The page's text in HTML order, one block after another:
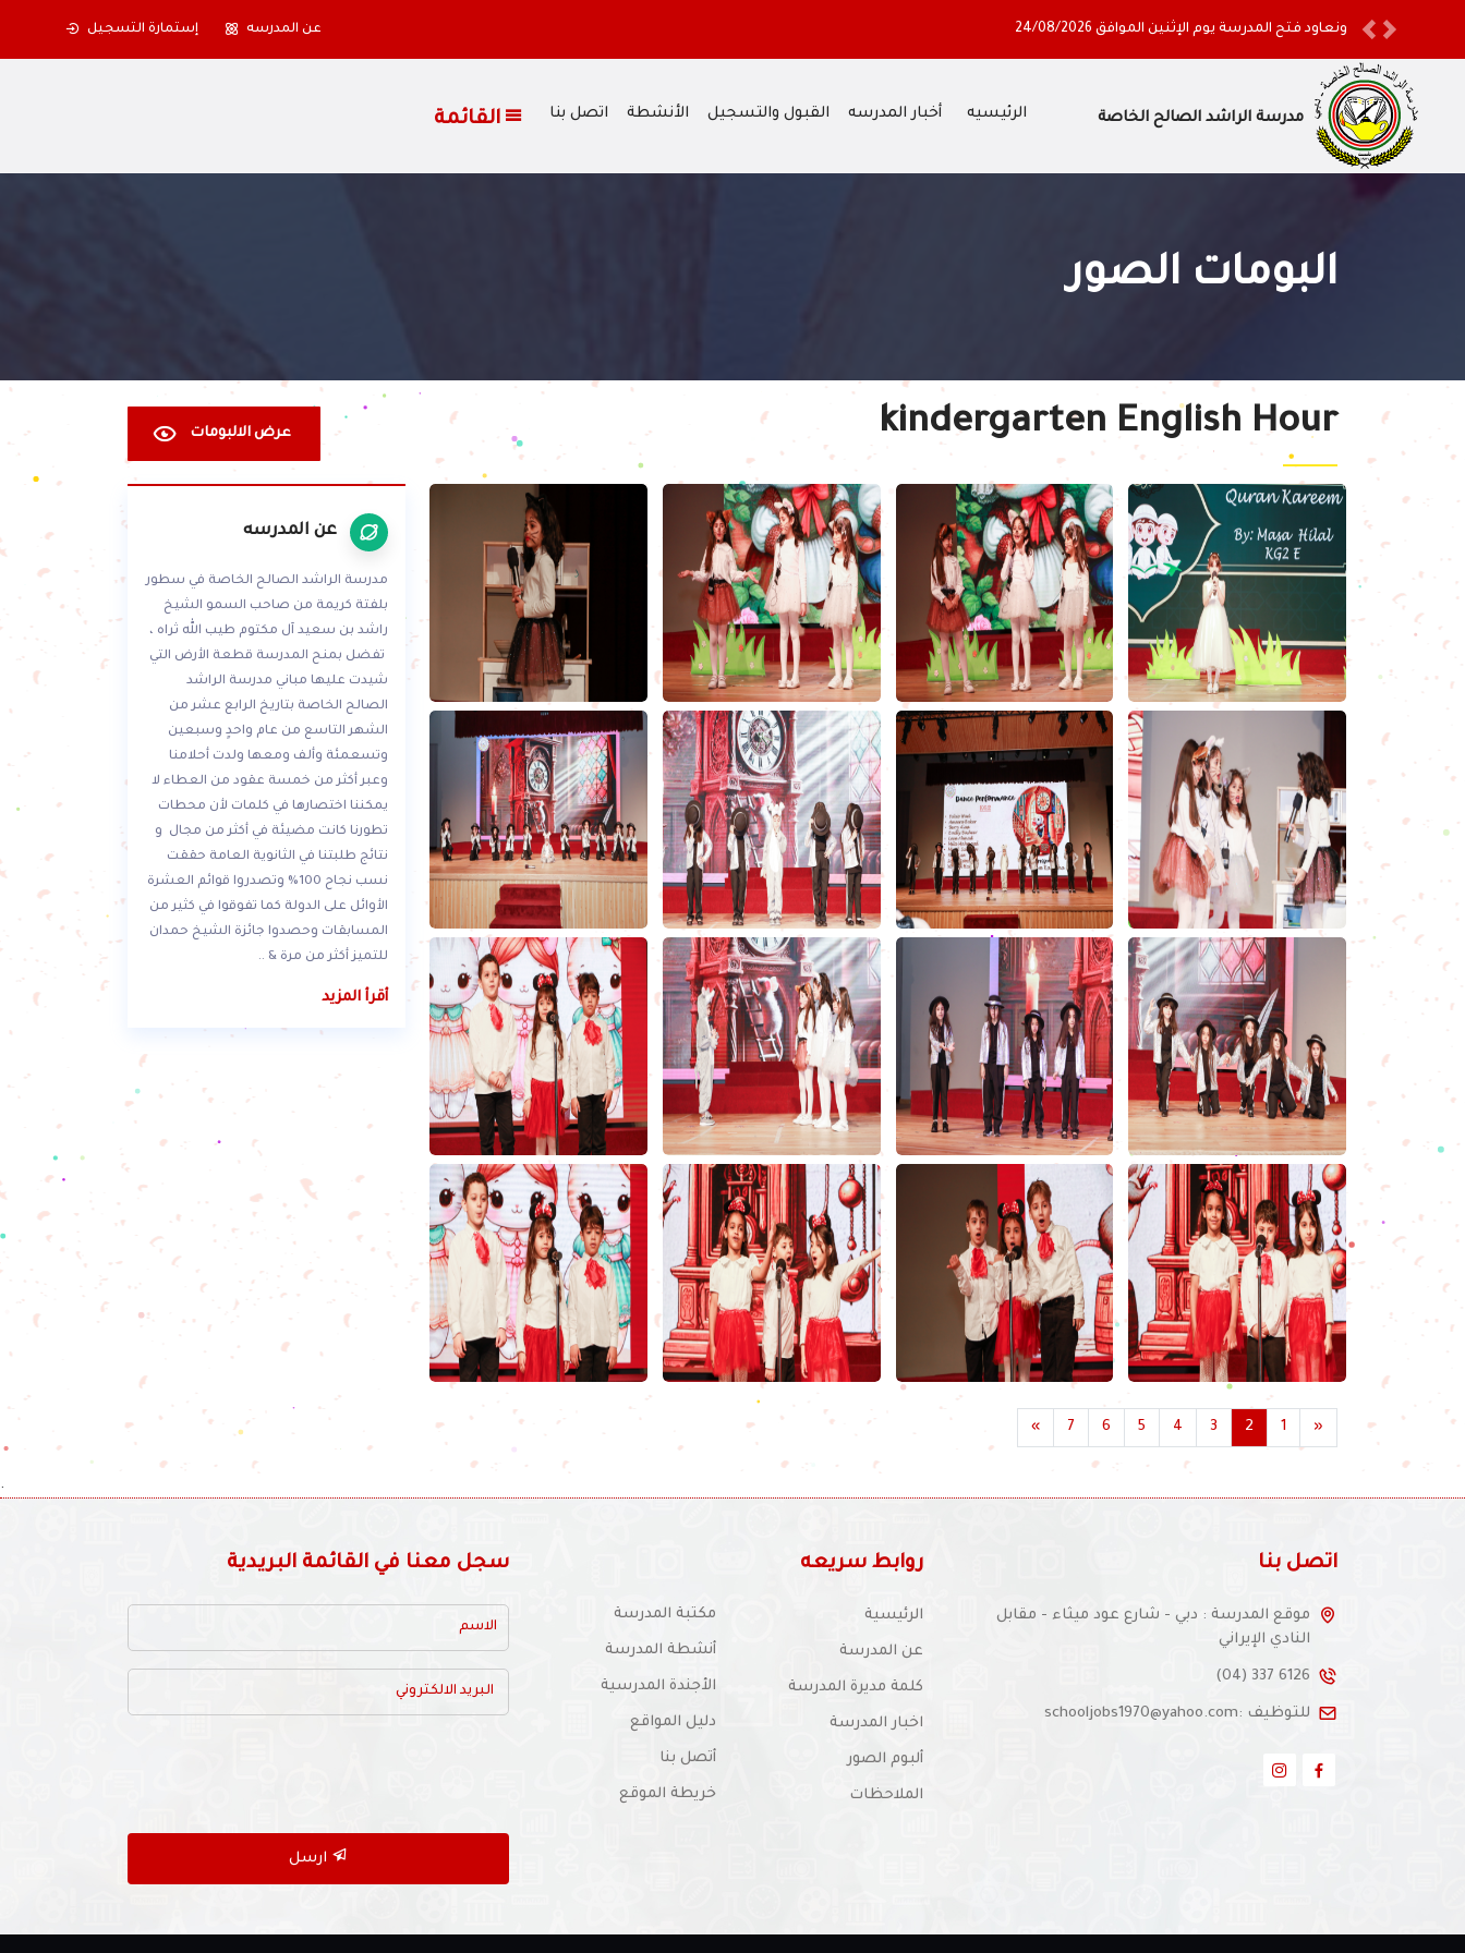
أولياء الأمور الكرام ستغلق المدرسة أبوابها اعتباراً من نهاية دوام يوم الجمعة الموافق 17/07/2026،
PreviousNext
عن المدرسه إستمارة التسجيل
مدرسة الراشد الصالح الخاصة الرئيسيه أخبار المدرسه القبول والتسجيل الأنشطة اتصل بنا
البومات الصور
kindergarten English Hour عرض الالبومات
«
1
2
3
4
5
6
7
»
عن المدرسه
مدرسة الراشد الصالح الخاصة في سطور
بلفتة كريمة من صاحب السمو الشيخ
راشد بن سعيد آل مكتوم طيب الله ثراه ،
تفضل بمنح المدرسة قطعة الأرض التي
شيدت عليها مباني مدرسة الراشد
الصالح الخاصة بتاريخ الرابع عشر من
الشهر التاسع من عام واحدٍ وسبعين
وتسعمئة وألف ومعها ولدت أحلامنا
وعبر أكثر من خمسة عقود من العطاء لا
يمكننا اختصارها في كلمات لأن محطات
تطورنا كانت مضيئة في أكثر من مجال و
نتائج طلبتنا في الثانوية العامة حققت
نسب نجاح 100% وتصدروا قوائم العشرة
الأوائل على الدولة كما تفوقوا في كثير من
المسابقات وحصدوا جائزة الشيخ حمدان
للتميز أكثر من مرة & ..
أقرأ المزيد
.
اتصل بنا
موقع المدرسة : دبي - شارع عود ميثاء - مقابل
النادي الإيراني
(04) 337 6126
للتوظيف :schooljobs1970@yahoo.com
روابط سريعه
الرئيسية
عن المدرسة
كلمة مديرة المدرسة
اخبار المدرسة
ألبوم الصور
الملاحظات
مكتبة المدرسة
أنشطة المدرسة
الأجندة المدرسية
دليل المواقع
أتصل بنا
خريطة الموقع
سجل معنا في القائمة البريدية